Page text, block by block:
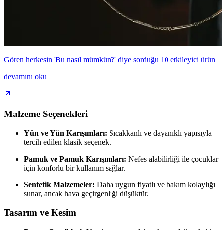
Gören herkesin 'Bu nasıl mümkün?' diye sorduğu 10 etkileyici ürün
devamını oku
Malzeme Seçenekleri
Yün ve Yün Karışımları: Sıcakkanlı ve dayanıklı yapısıyla
tercih edilen klasik seçenek.
Pamuk ve Pamuk Karışımları: Nefes alabilirliği ile çocuklar
için konforlu bir kullanım sağlar.
Sentetik Malzemeler: Daha uygun fiyatlı ve bakım kolaylığı
sunar, ancak hava geçirgenliği düşüktür.
Tasarım ve Kesim